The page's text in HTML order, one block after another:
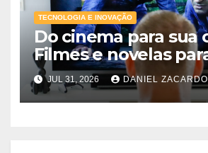
TECNOLOGIA E INOVAÇÃO
Do cinema para sua
Filmes e novelas
online agora
JUL 31, 2026 DANIEL ZACARDO